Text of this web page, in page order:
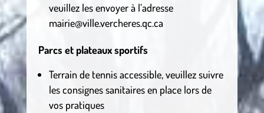
veuillez les envoyer à l’adresse
mairie@ville.vercheres.qc.ca
Parcs et plateaux sportifs
Terrain de tennis accessible, veuillez suivre
les consignes sanitaires en place lors de
vos pratiques